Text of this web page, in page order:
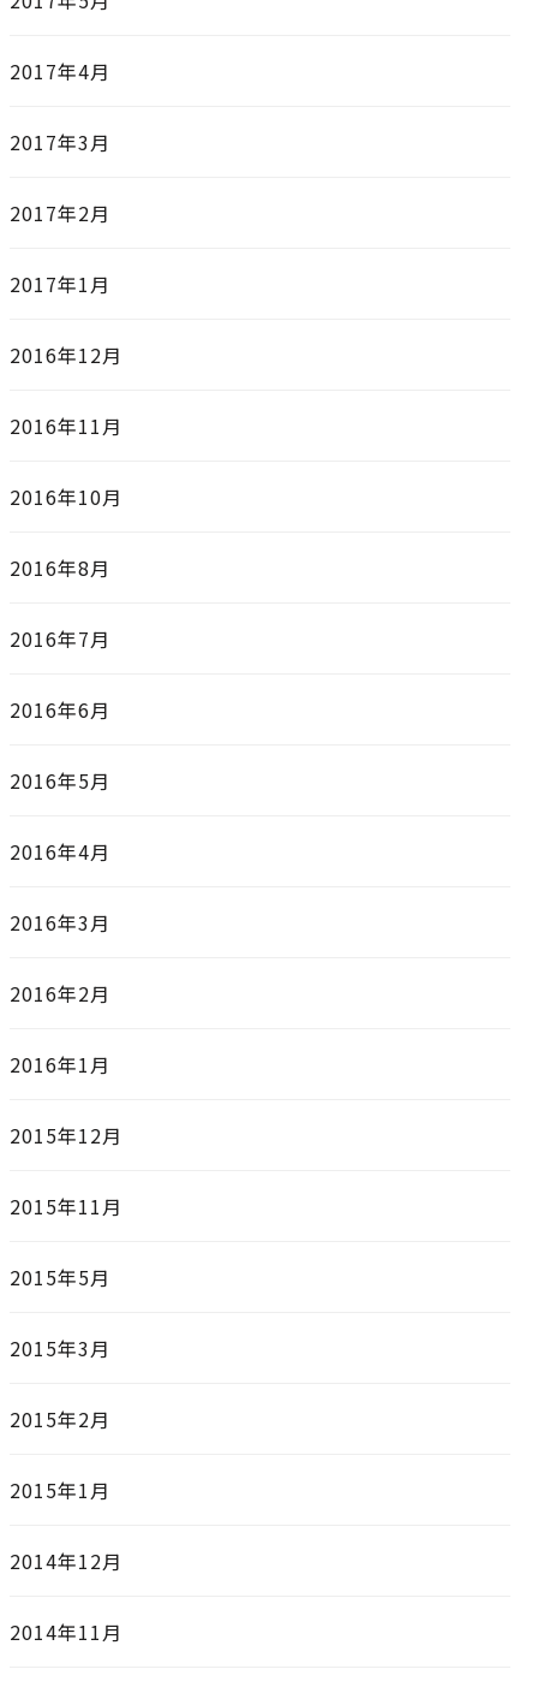
2017年4月
2017年3月
2017年2月
2017年1月
2016年12月
2016年11月
2016年10月
2016年8月
2016年7月
2016年6月
2016年5月
2016年4月
2016年3月
2016年2月
2016年1月
2015年12月
2015年11月
2015年5月
2015年3月
2015年2月
2015年1月
2014年12月
2014年11月